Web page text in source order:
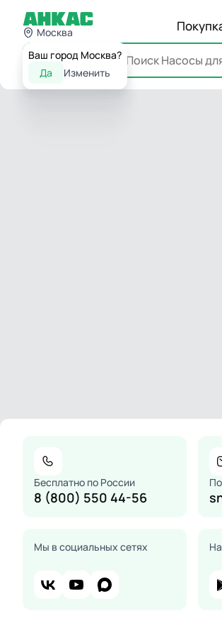
Москва
Ваш город Москва?
Да
Изменить
Каталог
Бесплатно по России
8 (800) 550 44-56
Мы в социальных сетях